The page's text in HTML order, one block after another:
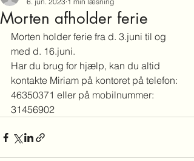
Morten afholder ferie
Morten holder ferie fra d. 3.juni til og
med d. 16.juni.
Har du brug for hjælp, kan du altid
kontakte Miriam på kontoret på telefon:
46350371 eller på mobilnummer:
31456902